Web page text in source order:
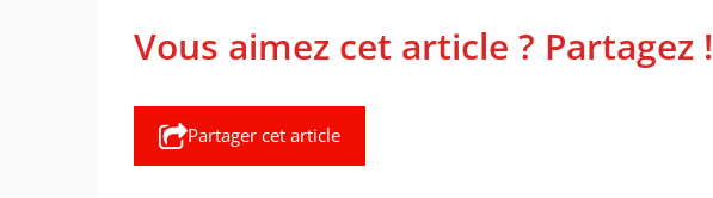
Vous aimez cet article ? Partagez !
Partager cet article